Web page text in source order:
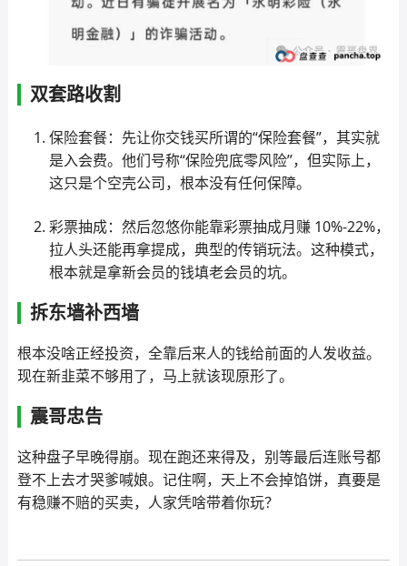
双套路收割
保险套餐：先让你交钱买所谓的“保险套餐”，其实就
是入会费。他们号称“保险兜底零风险”，但实际上，
这只是个空壳公司，根本没有任何保障。
彩票抽成：然后忽悠你能靠彩票抽成月赚 10%-22%，
拉人头还能再拿提成，典型的传销玩法。这种模式，
根本就是拿新会员的钱填老会员的坑。
拆东墙补西墙
根本没啥正经投资，全靠后来人的钱给前面的人发收益。
现在新韭菜不够用了，马上就该现原形了。
震哥忠告
这种盘子早晚得崩。现在跑还来得及，别等最后连账号都
登不上去才哭爹喊娘。记住啊，天上不会掉馅饼，真要是
有稳赚不赔的买卖，人家凭啥带着你玩？